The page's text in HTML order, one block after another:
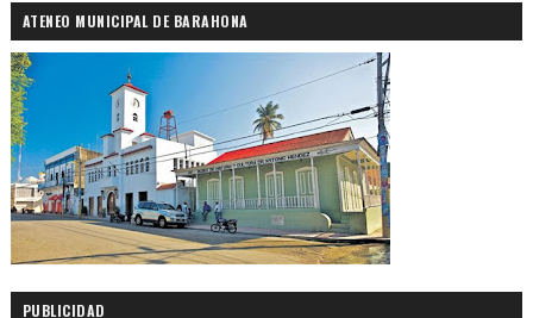
ATENEO MUNICIPAL DE BARAHONA
PUBLICIDAD